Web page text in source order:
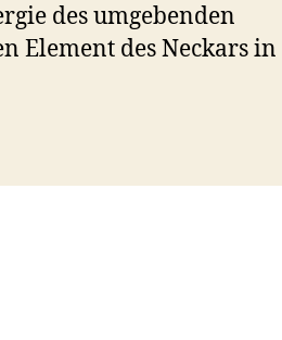
des umgebenden
Element des Neckars in